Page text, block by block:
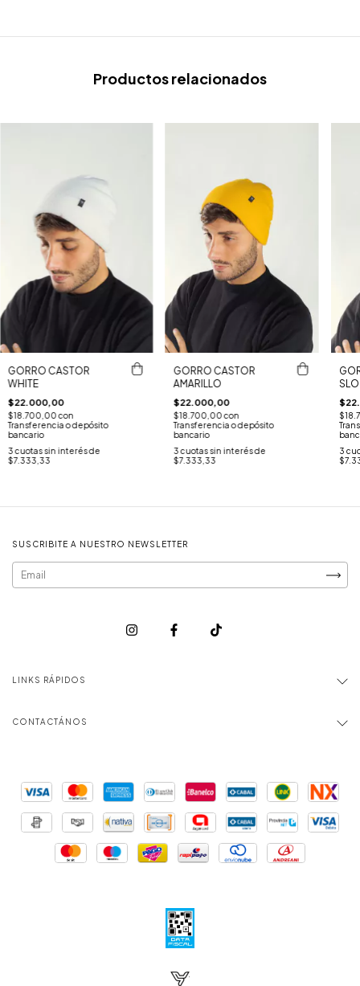
Productos relacionados
GORRO CASTOR
WHITE
$22.000,00
$18.700,00con
Transferencia o depósito
bancario
3 cuotas sin interés de
$7.333,33
GORRO CASTOR
AMARILLO
$22.000,00
$18.700,00con
Transferencia o depósito
bancario
3 cuotas sin interés de
$7.333,33
3
SUSCRIBITE A NUESTRO NEWSLETTER
LINKS RÁPIDOS
CONTACTÁNOS